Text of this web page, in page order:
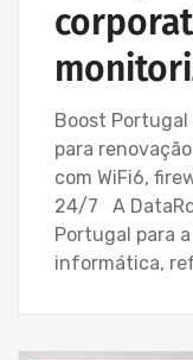
Boost Portugal
para
com WiFi6,
24/7 A
Portugal para
informática,